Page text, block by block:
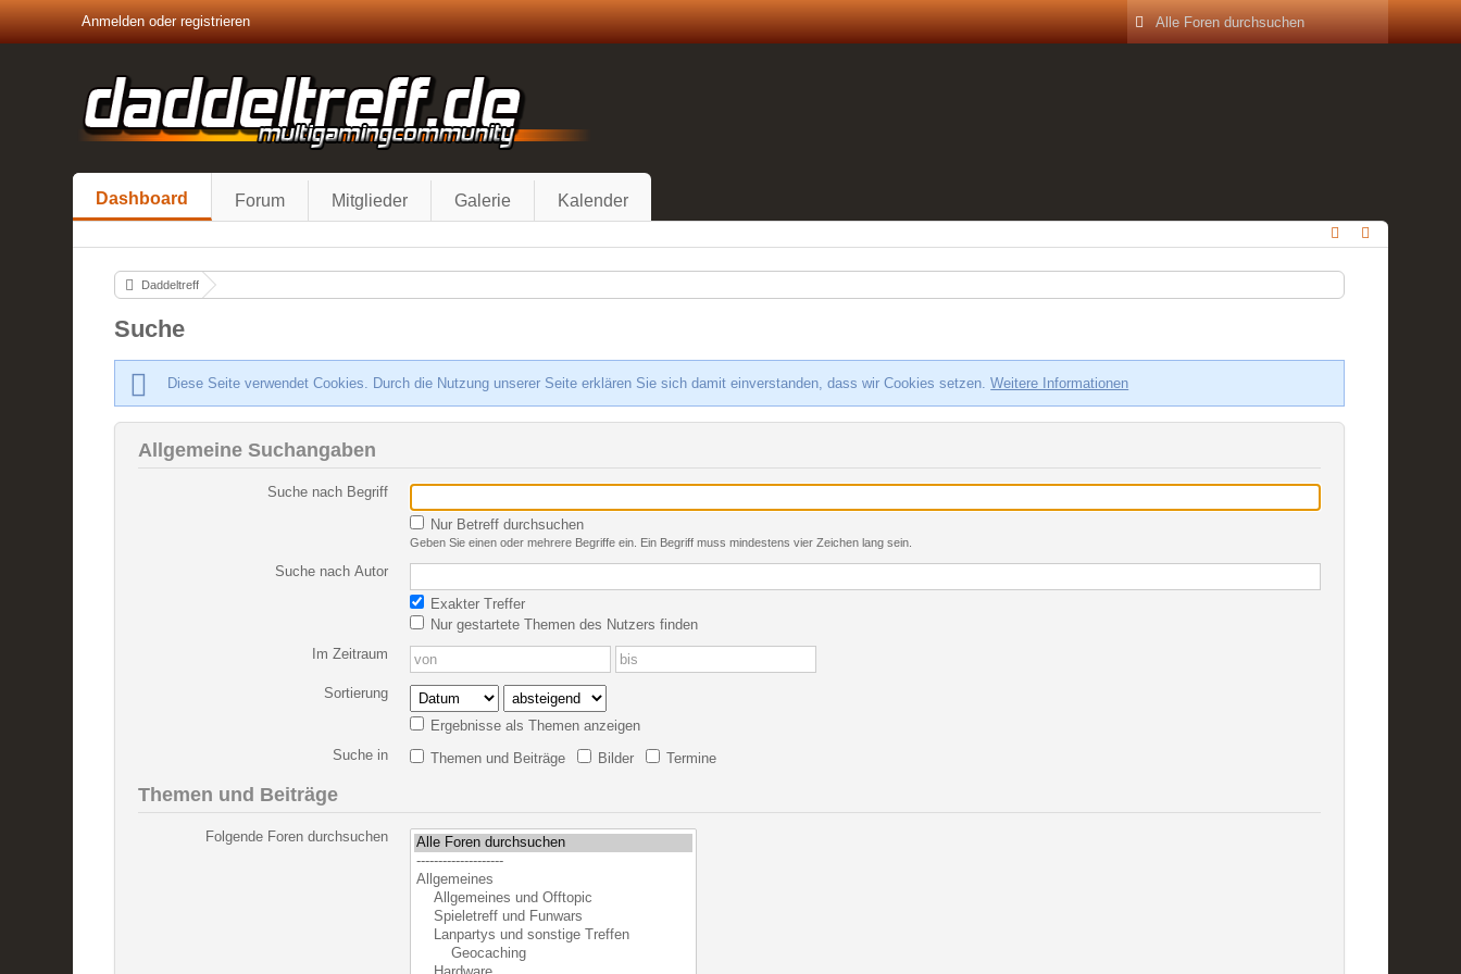
Anmelden oder registrieren
Dashboard Forum Mitglieder Galerie Kalender
Daddeltreff
Suche
Diese Seite verwendet Cookies. Durch die Nutzung unserer Seite erklären Sie sich damit einverstanden, dass wir Cookies setzen.Weitere Informationen
Allgemeine Suchangaben
Suche nach Begriff
Nur Betreff durchsuchen
Geben Sie einen oder mehrere Begriffe ein. Ein Begriff muss mindestens vier Zeichen lang sein.
Suche nach Autor
Exakter Treffer
Nur gestartete Themen des Nutzers finden
Im Zeitraum
Sortierung
Ergebnisse als Themen anzeigen
Suche in
Themen und Beiträge Bilder Termine
Themen und Beiträge
Folgende Foren durchsuchen